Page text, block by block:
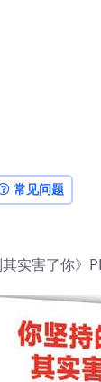
常见问题
其实害了你》